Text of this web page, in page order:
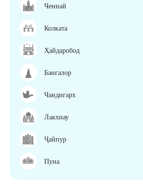
Ченнай
Колката
Ҳайдаробод
Бангалор
Чандигарх
Лакхнау
Ҷайпур
Пуна